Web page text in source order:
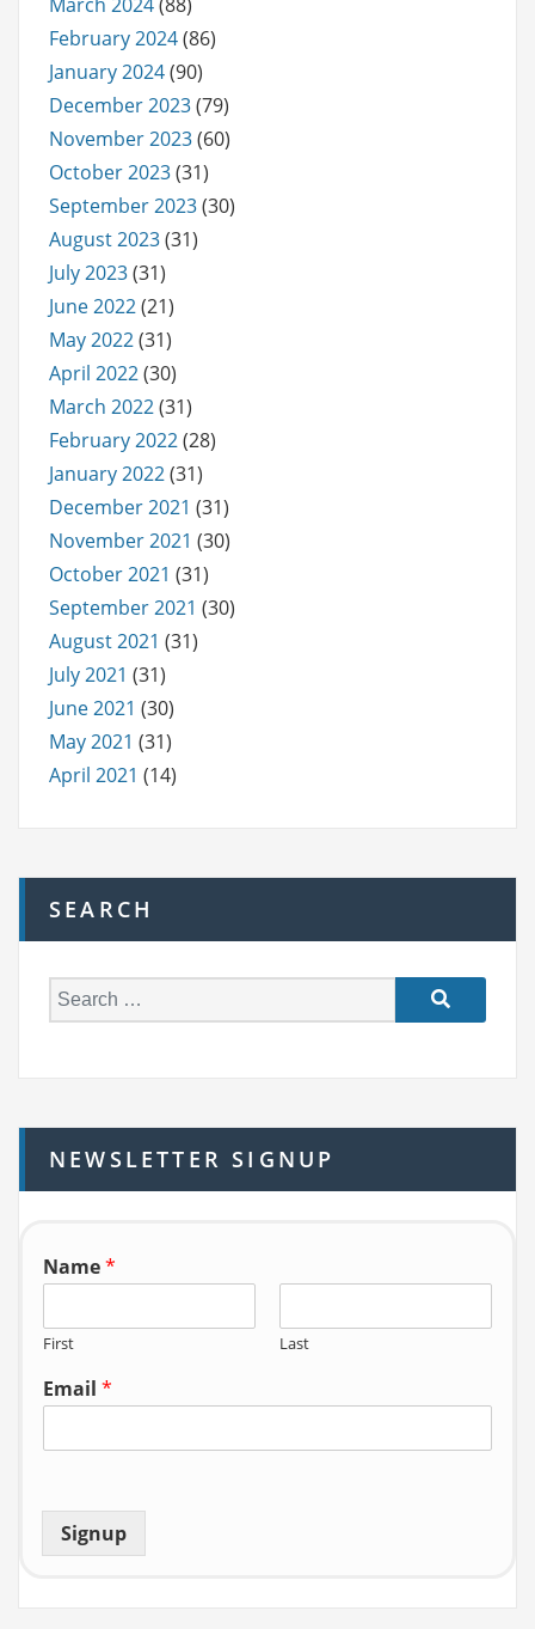
February 2024(86)
January 2024(90)
December 2023(79)
November 2023(60)
October 2023(31)
September 2023(30)
August 2023(31)
July 2023(31)
June 2022(21)
May 2022(31)
April 2022(30)
March 2022(31)
February 2022(28)
January 2022(31)
December 2021 (31)
November 2021 (30)
October 2021 (31)
September 2021 (30)
August 2021 (31)
July 2021 (31)
June 2021 (30)
May 2021 (31)
April 2021 (14)
SEARCH
e
h
f
o
NEWSLETTER SIGNUP
Name*
First Last
Email *
Signup